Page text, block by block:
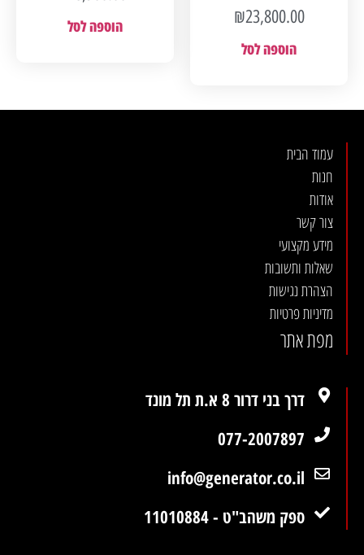
₪23,800.00
הוספה לסל
הוספה לסל
עמוד הבית
חנות
אודות
צור קשר
מידע מקצועי
שאלות ותשובות
הצהרת נגישות
מדיניות פרטיות
מפת אתר
דרך בני דרור 8 א.ת תל מונד
077-2007897
info@generator.co.il
ספק משהב"ט - 11010884